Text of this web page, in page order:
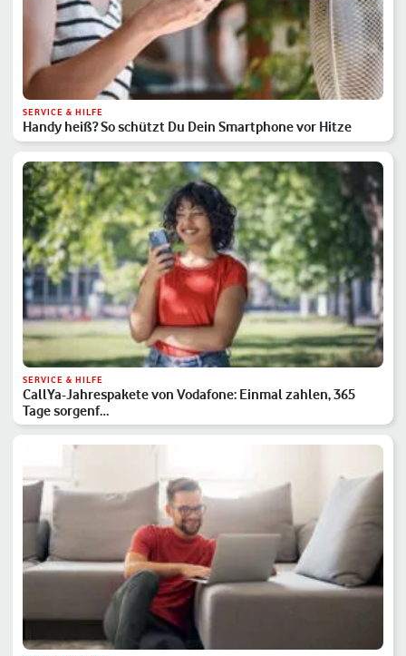
SERVICE & HILFE
Handy heiß? So schützt Du Dein Smartphone vor Hitze
SERVICE & HILFE
CallYa-Jahrespakete von Vodafone: Einmal zahlen, 365
Tage sorgenf…